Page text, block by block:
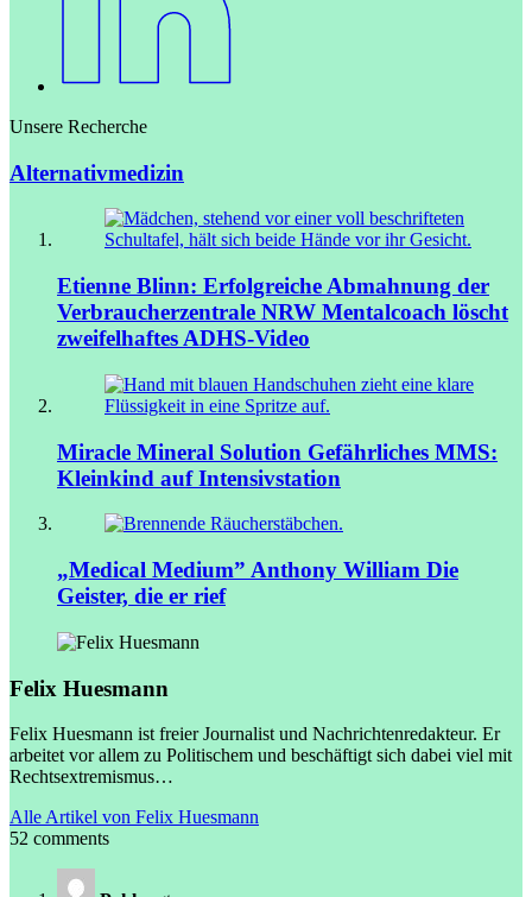
Unsere Recherche
Alternativmedizin
Etienne Blinn: Erfolgreiche Abmahnung der
Verbraucherzentrale NRW Mentalcoach löscht
zweifelhaftes ADHS-Video
Miracle Mineral Solution Gefährliches MMS:
Kleinkind auf Intensivstation
„Medical Medium” Anthony William Die
Geister, die er rief
Felix Huesmann
Felix Huesmann ist freier Journalist und Nachrichtenredakteur. Er
arbeitet vor allem zu Politischem und beschäftigt sich dabei viel mit
Rechtsextremismus…
Alle Artikel von Felix Huesmann
52 comments